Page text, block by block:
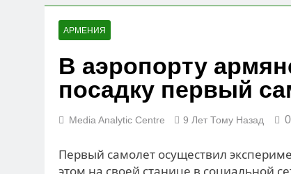
АРМЕНИЯ
В аэропорту
посадку первый
Media Analytic Centre 9 Лет Тому Назад 0
Первый самолет осуществил
этом на своей станице в социальной